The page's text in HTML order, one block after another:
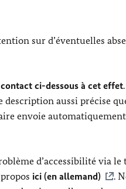
sur d’éventuelles
ci-dessous à cet effet.
description aussi précise
envoie
d’accessibilité via
ici (en allemand)
.